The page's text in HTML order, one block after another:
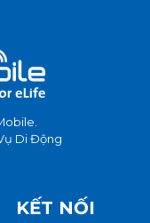
Di Động
KẾT NỐI